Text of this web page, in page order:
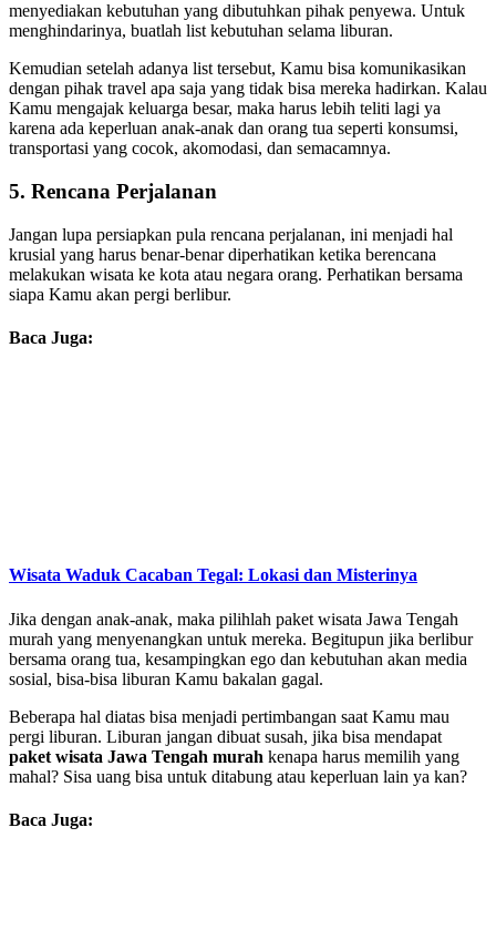
menyediakan kebutuhan yang dibutuhkan pihak penyewa. Untuk
menghindarinya, buatlah list kebutuhan selama liburan.
Kemudian setelah adanya list tersebut, Kamu bisa komunikasikan
dengan pihak travel apa saja yang tidak bisa mereka hadirkan. Kalau
Kamu mengajak keluarga besar, maka harus lebih teliti lagi ya
karena ada keperluan anak-anak dan orang tua seperti konsumsi,
transportasi yang cocok, akomodasi, dan semacamnya.
5. Rencana Perjalanan
Jangan lupa persiapkan pula rencana perjalanan, ini menjadi hal
krusial yang harus benar-benar diperhatikan ketika berencana
melakukan wisata ke kota atau negara orang. Perhatikan bersama
siapa Kamu akan pergi berlibur.
Baca Juga:
Wisata Waduk Cacaban Tegal: Lokasi dan Misterinya
Jika dengan anak-anak, maka pilihlah paket wisata Jawa Tengah
murah yang menyenangkan untuk mereka. Begitupun jika berlibur
bersama orang tua, kesampingkan ego dan kebutuhan akan media
sosial, bisa-bisa liburan Kamu bakalan gagal.
Beberapa hal diatas bisa menjadi pertimbangan saat Kamu mau
pergi liburan. Liburan jangan dibuat susah, jika bisa mendapat
paket wisata Jawa Tengah murah kenapa harus memilih yang
mahal? Sisa uang bisa untuk ditabung atau keperluan lain ya kan?
Baca Juga: